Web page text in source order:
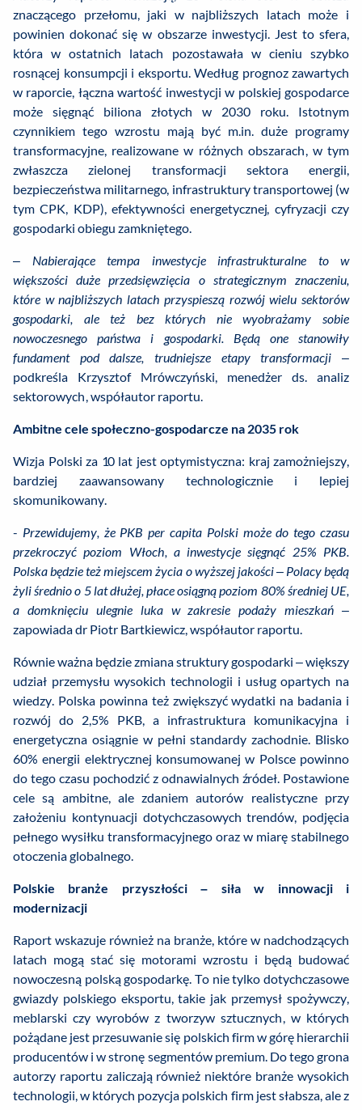
znaczącego przełomu, jaki w najbliższych latach może i
powinien dokonać się w obszarze inwestycji. Jest to sfera,
która w ostatnich latach pozostawała w cieniu szybko
rosnącej konsumpcji i eksportu. Według prognoz zawartych
w raporcie, łączna wartość inwestycji w polskiej gospodarce
może sięgnąć biliona złotych w 2030 roku. Istotnym
czynnikiem tego wzrostu mają być m.in. duże programy
transformacyjne, realizowane w różnych obszarach, w tym
zwłaszcza zielonej transformacji sektora energii,
bezpieczeństwa militarnego, infrastruktury transportowej (w
tym CPK, KDP), efektywności energetycznej, cyfryzacji czy
gospodarki obiegu zamkniętego.
– Nabierające tempa inwestycje infrastrukturalne to w
większości duże przedsięwzięcia o strategicznym znaczeniu,
które w najbliższych latach przyspieszą rozwój wielu sektorów
gospodarki, ale też bez których nie wyobrażamy sobie
nowoczesnego państwa i gospodarki. Będą one stanowiły
fundament pod dalsze, trudniejsze etapy transformacji –
podkreśla Krzysztof Mrówczyński, menedżer ds. analiz
sektorowych, współautor raportu.
Ambitne cele społeczno-gospodarcze na 2035 rok
Wizja Polski za 10 lat jest optymistyczna: kraj zamożniejszy,
bardziej zaawansowany technologicznie i lepiej
skomunikowany.
- Przewidujemy, że PKB per capita Polski może do tego czasu
przekroczyć poziom Włoch, a inwestycje sięgnąć 25% PKB.
Polska będzie też miejscem życia o wyższej jakości – Polacy będą
żyli średnio o 5 lat dłużej, płace osiągną poziom 80% średniej UE,
a domknięciu ulegnie luka w zakresie podaży mieszkań –
zapowiada dr Piotr Bartkiewicz, współautor raportu.
Równie ważna będzie zmiana struktury gospodarki – większy
udział przemysłu wysokich technologii i usług opartych na
wiedzy. Polska powinna też zwiększyć wydatki na badania i
rozwój do 2,5% PKB, a infrastruktura komunikacyjna i
energetyczna osiągnie w pełni standardy zachodnie. Blisko
60% energii elektrycznej konsumowanej w Polsce powinno
do tego czasu pochodzić z odnawialnych źródeł. Postawione
cele są ambitne, ale zdaniem autorów realistyczne przy
założeniu kontynuacji dotychczasowych trendów, podjęcia
pełnego wysiłku transformacyjnego oraz w miarę stabilnego
otoczenia globalnego.
Polskie branże przyszłości – siła w innowacji i
modernizacji
Raport wskazuje również na branże, które w nadchodzących
latach mogą stać się motorami wzrostu i będą budować
nowoczesną polską gospodarkę. To nie tylko dotychczasowe
gwiazdy polskiego eksportu, takie jak przemysł spożywczy,
meblarski czy wyrobów z tworzyw sztucznych, w których
pożądane jest przesuwanie się polskich firm w górę hierarchii
producentów i w stronę segmentów premium. Do tego grona
autorzy raportu zaliczają również niektóre branże wysokich
technologii, w których pozycja polskich firm jest słabsza, ale z